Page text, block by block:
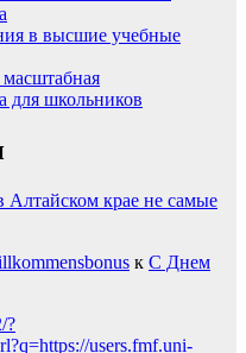
в высшие учебные
для школьников
Алтайском крае не самые
к С Днем
?
users.fmf.uni-